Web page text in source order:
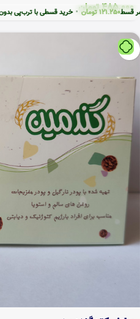
تومان • خرید قسطی با ترب‌پی بدون کارمزد485.000تومان